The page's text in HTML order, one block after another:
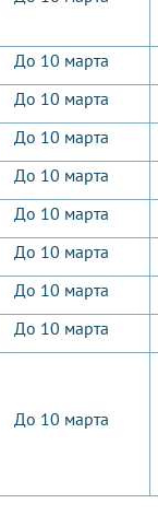
До 10 марта
До 10 марта
До 10 марта
До 10 марта
До 10 марта
До 10 марта
До 10 марта
До 10 марта
До 10 марта